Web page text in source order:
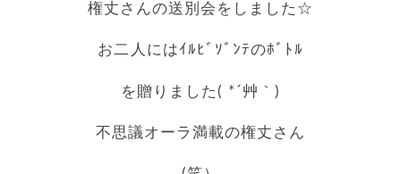
権丈さんの送別会をしました☆
お二人にはｲﾙﾋﾞｿﾞﾝﾃのﾎﾞﾄﾙ
を贈りました( *´艸｀)
不思議オーラ満載の権丈さん